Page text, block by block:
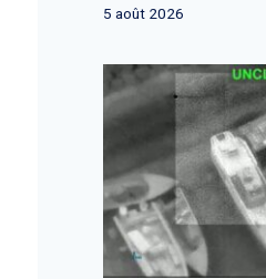
5 août 2026